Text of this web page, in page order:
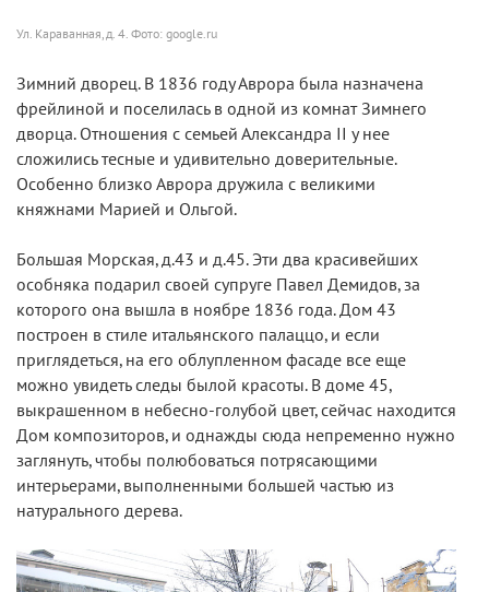
Ул. Караванная, д. 4. Фото: google.ru
Зимний дворец.В 1836 году Аврора была назначена
фрейлиной и поселилась в одной из комнат Зимнего
дворца. Отношения с семьей Александра II у нее
сложились тесные и удивительно доверительные.
Особенно близко Аврора дружила с великими
княжнами Марией и Ольгой.
Большая Морская, д.43 и д.45.Эти два красивейших
особняка подарил своей супруге Павел Демидов, за
которого она вышла в ноябре 1836 года. Дом 43
построен в стиле итальянского палаццо, и если
приглядеться, на его облупленном фасаде все еще
можно увидеть следы былой красоты. В доме 45,
выкрашенном в небесно-голубой цвет, сейчас находится
Дом композиторов, и однажды сюда непременно нужно
заглянуть, чтобы полюбоваться потрясающими
интерьерами, выполненными большей частью из
натурального дерева.